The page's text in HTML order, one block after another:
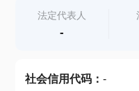
查产地
法定代表人
-
社会信用代码： -